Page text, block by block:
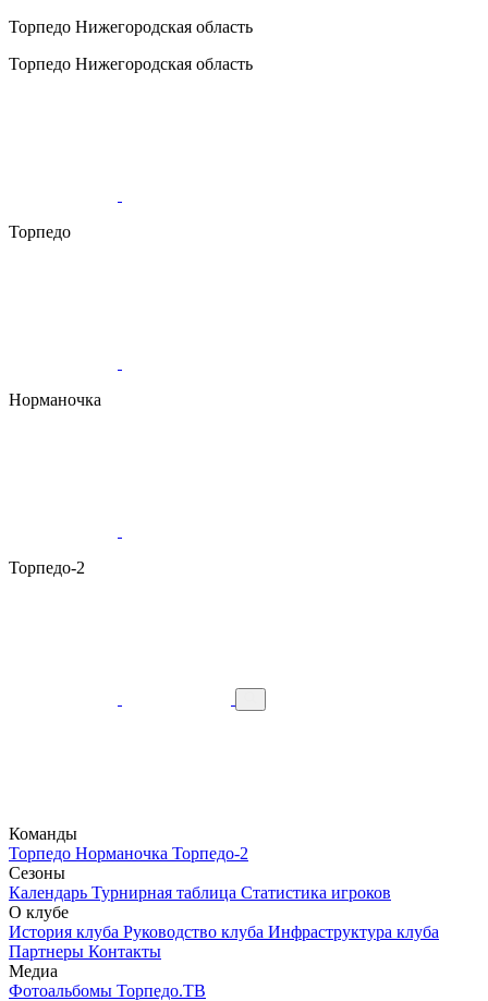
Торпедо Нижегородская область
Торпедо Нижегородская область
Торпедо
Норманочка
Торпедо-2
Команды
Торпедо Норманочка Торпедо-2
Сезоны
Календарь Турнирная таблица Статистика игроков
О клубе
История клуба Руководство клуба Инфраструктура клуба
Партнеры Контакты
Медиа
Фотоальбомы Торпедо.ТВ